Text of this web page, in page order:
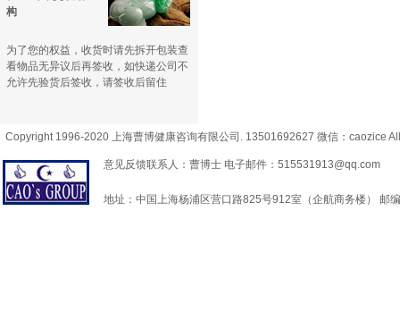
构
为了您的权益，收货时请先拆开包装查
看物品无异议后再签收，如快递公司不
允许先验货后签收，请签收后留住
Copyright 1996-2020 上海曹博健康咨询有限公司. 13501692627 微信：caozice
意见反馈联系人：曹博士 电子邮件：515531913@qq.com
地址：中国上海杨浦区营口路825号912室（企航商务楼） 邮